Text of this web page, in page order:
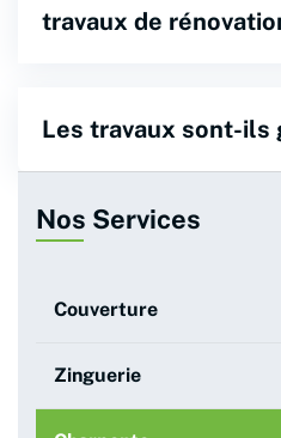
travaux de
Les travaux sont-ils
Nos Services
Couverture
Zinguerie